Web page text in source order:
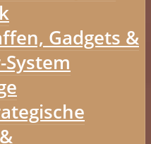
Gadgets &